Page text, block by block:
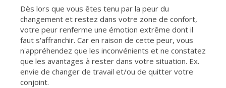
Dès lors que vous êtes tenu par la peur du
changement et restez dans votre zone de confort,
votre peur renferme une émotion extrême dont il
faut s'affranchir. Car en raison de cette peur, vous
n'appréhendez que les inconvénients et ne constatez
que les avantages à rester dans votre situation. Ex.
envie de changer de travail et/ou de quitter votre
conjoint.